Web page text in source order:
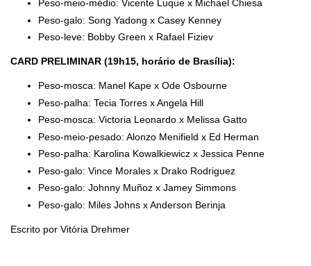
Peso-meio-médio: Vicente Luque x Michael Chiesa
Peso-galo: Song Yadong x Casey Kenney
Peso-leve: Bobby Green x Rafael Fiziev
CARD PRELIMINAR (19h15, horário de Brasília):
Peso-mosca: Manel Kape x Ode Osbourne
Peso-palha: Tecia Torres x Angela Hill
Peso-mosca: Victoria Leonardo x Melissa Gatto
Peso-meio-pesado: Alonzo Menifield x Ed Herman
Peso-palha: Karolina Kowalkiewicz x Jessica Penne
Peso-galo: Vince Morales x Drako Rodriguez
Peso-galo: Johnny Muñoz x Jamey Simmons
Peso-galo: Miles Johns x Anderson Berinja
Escrito por Vitória Drehmer